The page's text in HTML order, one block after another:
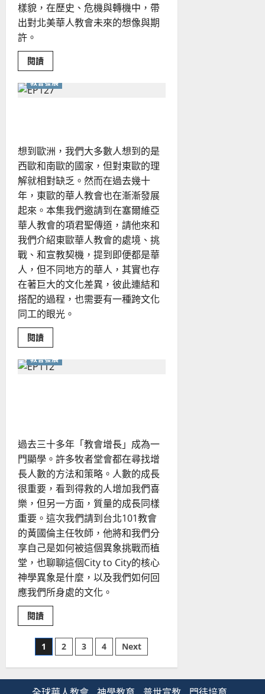
樣貌，在歷史、危機與轉機中，帶
出對北美華人教會未來的想像與期
許。
閱讀Read
more
北
美
昔
與
未
來
教會發展
想到歐洲，我們大多數人想到的是
西歐和南歐的國家，但對東歐的理
解就相對缺乏。然而在過去幾十
年，東歐的華人教會也在漸漸發展
起來。本集我們邀請到在塞爾維亞
華人教會的項君聖傳道，請他來和
我們介紹東歐華人教會的處境、挑
戰、和宣教契機，提到即便都是華
人，但不同地方的華人，其實也存
在著巨大的文化差異，彼此連結和
搭配的過程，也需要有一種跨文化
同工的眼光。
閱讀Read
more
東
歐
處
境
教會發展
過去三十多年「教會增長」成為一
門顯學。許多牧者堂會都在尋找增
長人數的方法和策略。人數的成長
很重要，看到得救的人增加我們喜
樂，但另一方面，質量的成長同樣
重要。這次我們請到台北101教會
的黃國倫主任牧師，他將和我們分
享自己是如何被這個異象挑戰而植
堂，也聊聊這個City to City的核心
神學異象是什麼，以及我們如何回
應我們所身處的文化。
閱讀Read
more
以
福
音
為
心
的
文
章
1 2 3 4 Next